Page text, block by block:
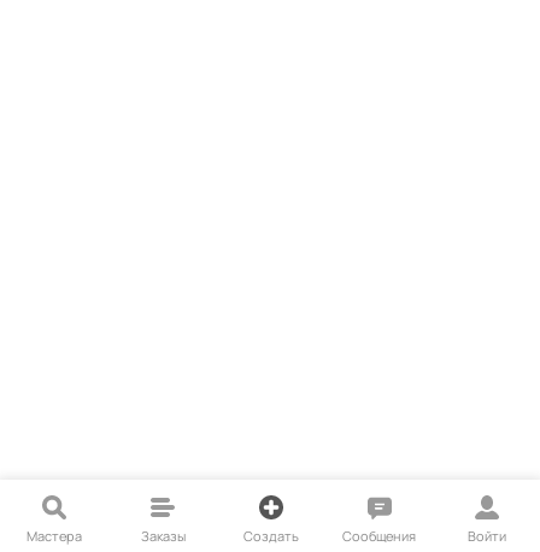
Мастера Заказы Создать Сообщения Войти